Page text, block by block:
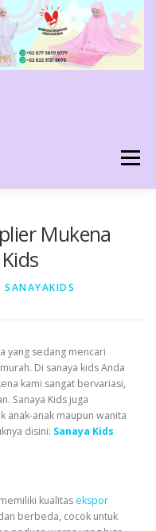
Menu
Mukena
SANAYAKIDS
yang sedang mencari
Di sanaya kidsAnda
kami sangat bervariasi,
Sanaya Kids juga
anak-anak maupun wanita
disini: Sanaya Kids
kualitas ekspor
berbeda, cocok untuk